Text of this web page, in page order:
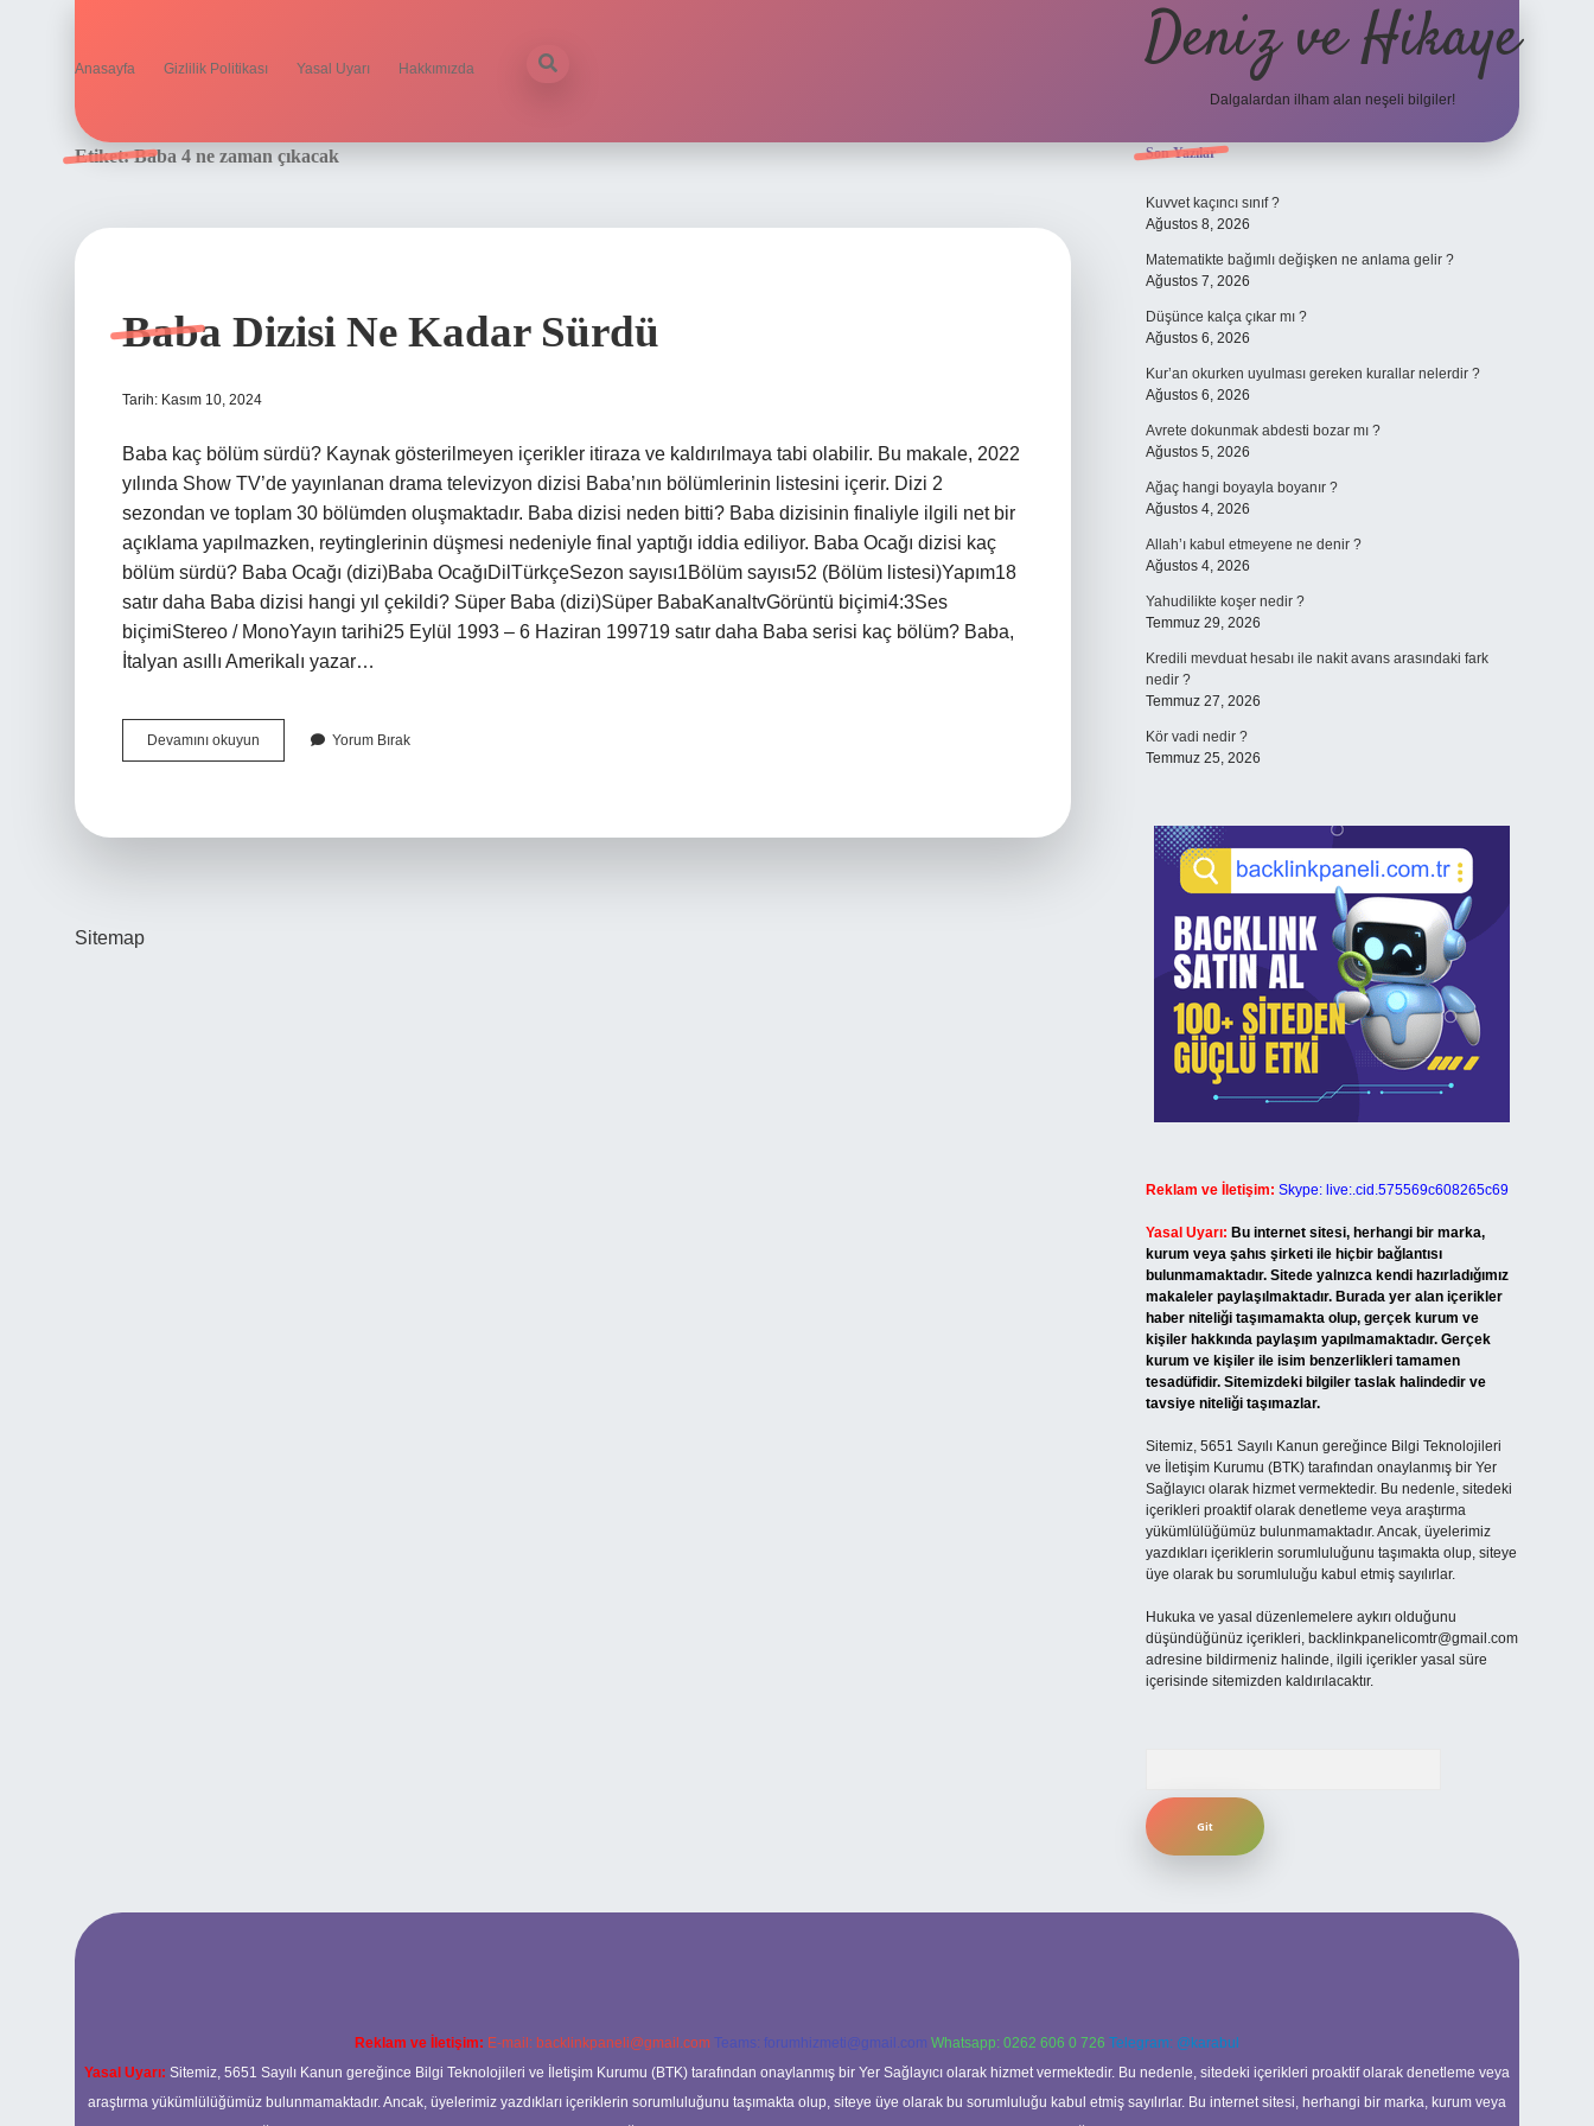
Anasayfa Gizlilik Politikası Yasal Uyarı Hakkımızda Deniz ve Hikaye
Dalgalardan ilham alan neşeli bilgiler!
Etiket:Baba 4 ne zaman çıkacak
Baba Dizisi Ne Kadar Sürdü
Tarih: Kasım 10, 2024
Baba kaç bölüm sürdü? Kaynak gösterilmeyen içerikler itiraza ve kaldırılmaya tabi olabilir. Bu makale, 2022
yılında Show TV’de yayınlanan drama televizyon dizisi Baba’nın bölümlerinin listesini içerir. Dizi 2
sezondan ve toplam 30 bölümden oluşmaktadır. Baba dizisi neden bitti? Baba dizisinin finaliyle ilgili net bir
açıklama yapılmazken, reytinglerinin düşmesi nedeniyle final yaptığı iddia ediliyor. Baba Ocağı dizisi kaç
bölüm sürdü? Baba Ocağı (dizi)Baba OcağıDilTürkçeSezon sayısı1Bölüm sayısı52 (Bölüm listesi)Yapım18
satır daha Baba dizisi hangi yıl çekildi? Süper Baba (dizi)Süper BabaKanaltvGörüntü biçimi4:3Ses
biçimiStereo / MonoYayın tarihi25 Eylül 1993 – 6 Haziran 199719 satır daha Baba serisi kaç bölüm? Baba,
İtalyan asıllı Amerikalı yazar…
Devamını okuyun
Dizisi
Yorum Bırak
Sitemap
Sidebar
Son Yazılar
Kuvvet kaçıncı sınıf ?
Ağustos 8, 2026
Matematikte bağımlı değişken ne anlama gelir ?
Ağustos 7, 2026
Düşünce kalça çıkar mı ?
Ağustos 6, 2026
Kur’an okurken uyulması gereken kurallar nelerdir ?
Ağustos 6, 2026
Avrete dokunmak abdesti bozar mı ?
Ağustos 5, 2026
Ağaç hangi boyayla boyanır ?
Ağustos 4, 2026
Allah’ı kabul etmeyene ne denir ?
Ağustos 4, 2026
Yahudilikte koşer nedir ?
Temmuz 29, 2026
Kredili mevduat hesabı ile nakit avans arasındaki fark
nedir ?
Temmuz 27, 2026
Kör vadi nedir ?
Temmuz 25, 2026
Reklam ve İletişim: Skype: live:.cid.575569c608265c69
Yasal Uyarı: Bu internet sitesi, herhangi bir marka,
kurum veya şahıs şirketi ile hiçbir bağlantısı
bulunmamaktadır. Sitede yalnızca kendi hazırladığımız
makaleler paylaşılmaktadır. Burada yer alan içerikler
haber niteliği taşımamakta olup, gerçek kurum ve
kişiler hakkında paylaşım yapılmamaktadır. Gerçek
kurum ve kişiler ile isim benzerlikleri tamamen
tesadüfidir. Sitemizdeki bilgiler taslak halindedir ve
tavsiye niteliği taşımazlar.
Sitemiz, 5651 Sayılı Kanun gereğince Bilgi Teknolojileri
ve İletişim Kurumu (BTK) tarafından onaylanmış bir Yer
Sağlayıcı olarak hizmet vermektedir. Bu nedenle, sitedeki
içerikleri proaktif olarak denetleme veya araştırma
yükümlülüğümüz bulunmamaktadır. Ancak, üyelerimiz
yazdıkları içeriklerin sorumluluğunu taşımakta olup, siteye
üye olarak bu sorumluluğu kabul etmiş sayılırlar.
Hukuka ve yasal düzenlemelere aykırı olduğunu
düşündüğünüz içerikleri, backlinkpanelicomtr@gmail.com
adresine bildirmeniz halinde, ilgili içerikler yasal süre
içerisinde sitemizden kaldırılacaktır.
ilbet yeni giriş
Reklam ve İletişim: E-mail: backlinkpaneli@gmail.com Teams: forumhizmeti@gmail.com Whatsapp: 0262 606 0 726 Telegram: @karabul
Yasal Uyarı: Sitemiz, 5651 Sayılı Kanun gereğince Bilgi Teknolojileri ve İletişim Kurumu (BTK) tarafından onaylanmış bir Yer Sağlayıcı olarak hizmet vermektedir. Bu nedenle, sitedeki içerikleri proaktif olarak denetleme veya
araştırma yükümlülüğümüz bulunmamaktadır. Ancak, üyelerimiz yazdıkları içeriklerin sorumluluğunu taşımakta olup, siteye üye olarak bu sorumluluğu kabul etmiş sayılırlar. Bu internet sitesi, herhangi bir marka, kurum veya